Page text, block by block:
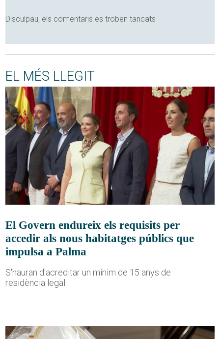
Disculpau, els comentaris es troben tancats
EL MÉS LLEGIT
El Govern endureix els requisits per
accedir als nous habitatges públics que
impulsa a Palma
S'hauran d'acreditar un mínim de 15 anys de
residència legal